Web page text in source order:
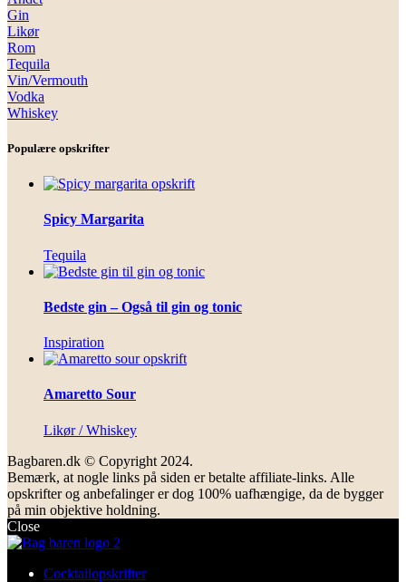
Gin
Likør
Rom
Tequila
Vin/Vermouth
Vodka
Whiskey
Populære opskrifter
Spicy Margarita
Tequila
Bedste gin – Også til gin og tonic
Inspiration
Amaretto Sour
Likør / Whiskey
Bagbaren.dk © Copyright 2024.
Bemærk, at nogle links på siden er betalte affiliate-links. Alle
opskrifter og anbefalinger er dog 100% uafhængige, da de bygger
på min objektive holdning.
Close
Cocktailopskrifter